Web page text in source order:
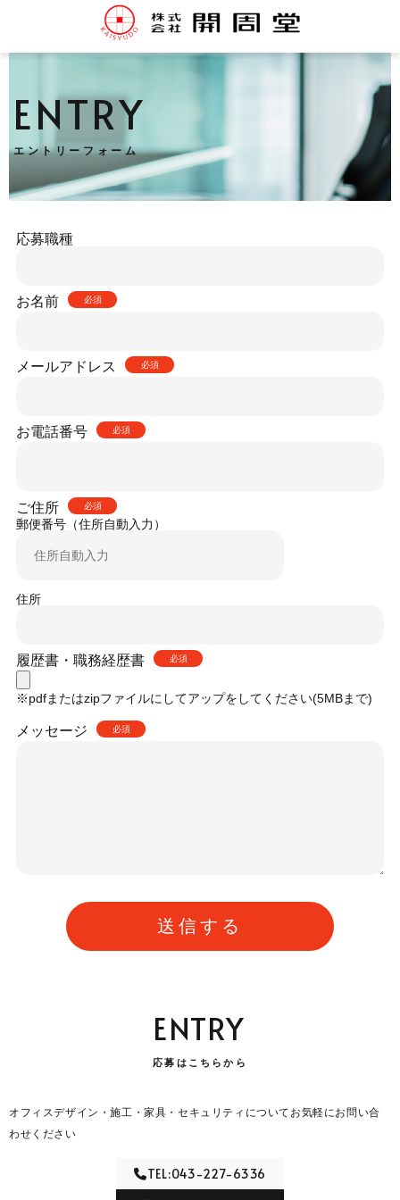
ENTRY
エントリーフォーム
応募職種
お名前 必須
メールアドレス 必須
お電話番号 必須
ご住所 必須
郵便番号（住所自動入力）
住所
履歴書・職務経歴書 必須
※pdfまたはzipファイルにしてアップをしてください(5MBまで)
メッセージ 必須
ENTRY
応募はこちらから
オフィスデザイン・施工・家具・セキュリティについてお気軽にお問い合
わせください
TEL:043-227-6336